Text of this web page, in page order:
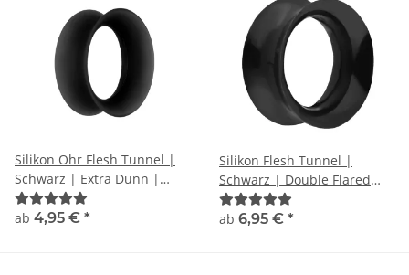
Silikon Ohr Flesh Tunnel |
Schwarz | Extra Dünn |
Double Flared
ab 4,95 € *
Silikon Flesh Tunnel |
Schwarz | Double Flared
Ohrtunnel | Dünn
ab 6,95 € *